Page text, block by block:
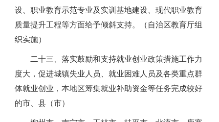
设、职业教育示范专业及实训基地建设、现代职业教育
质量提升工程等方面给予倾斜支持。（自治区教育厅组
织实施）
二十三、落实鼓励和支持就业创业政策措施工作力
度大，促进城镇失业人员、就业困难人员及各类重点群
体就业创业，本地区筹集就业补助资金等任务完成较好
的市、县（市）